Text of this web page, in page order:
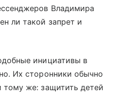
Владимира
ли такой запрет и
инициативы в
Их сторонники обычно
же: защитить детей